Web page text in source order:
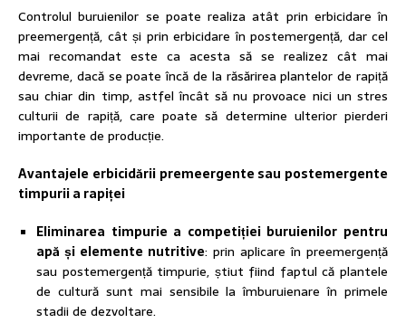
Controlul buruienilor se poate realiza atât prin erbicidare în
preemergență, cât și prin erbicidare în postemergență, dar cel
mai recomandat este ca acesta să se realizez cât mai
devreme, dacă se poate încă de la răsărirea plantelor de rapiță
sau chiar din timp, astfel încât să nu provoace nici un stres
culturii de rapiță, care poate să determine ulterior pierderi
importante de producție.
Avantajele erbicidării premeergente sau postemergente
timpurii a rapiței
Eliminarea timpurie a competiției buruienilor pentru
apă și elemente nutritive: prin aplicare în preemergență
sau postemergență timpurie, știut fiind faptul că plantele
de cultură sunt mai sensibile la îmburuienare în primele
stadii de dezvoltare.